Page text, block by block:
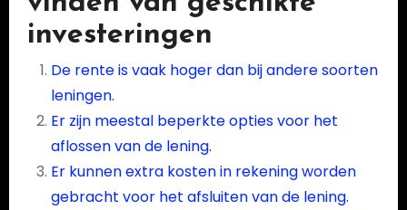
investeringen
De rente is vaak hoger dan bij andere soorten
leningen.
Er zijn meestal beperkte opties voor het
aflossen van de lening.
Er kunnen extra kosten in rekening worden
gebracht voor het afsluiten van de lening.